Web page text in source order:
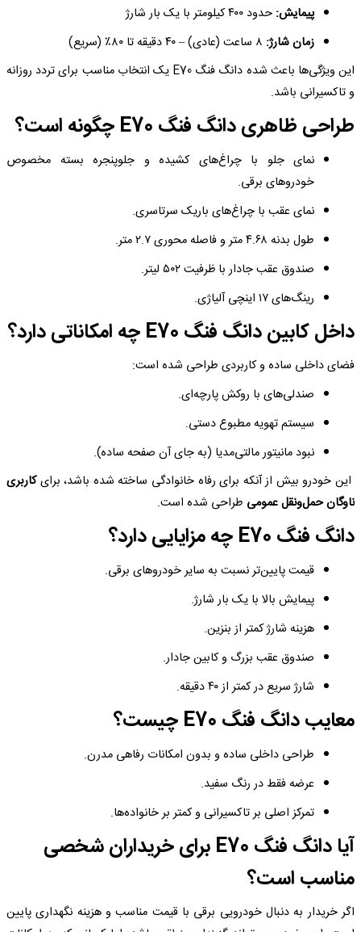
پیمایش: حدود ۴۰۰ کیلومتر با یک بار شارژ
زمان شارژ:
این ویژگی‌ها باعث شده دانگ فنگ E70 یک انتخاب مناسب برای تردد روزانه
و تاکسیرانی باشد.
طراحی ظاهری دانگ فنگ E70 چگونه است؟
نمای جلو با چراغ‌های کشیده و جلوپنجره بسته مخصوص
خودروهای برقی.
نمای عقب با چراغ‌های باریک سرتاسری.
طول بدنه ۴.۶۸ متر و فاصله محوری ۲.۷ متر.
صندوق عقب جادار با ظرفیت ۵۰۲ لیتر.
رینگ‌های ۱۷ اینچی آلیاژی.
داخل کابین دانگ فنگ E70 چه امکاناتی دارد؟
فضای داخلی ساده و کاربردی طراحی شده است:
صندلی‌های با روکش پارچه‌ای.
سیستم تهویه مطبوع دستی.
نبود مانیتور مالتی‌مدیا (به جای آن صفحه ساده).
این خودرو بیش از آنکه برای رفاه خانوادگی ساخته شده باشد، برایکاربری
ناوگان حمل‌ونقل عمومی طراحی شده است.
دانگ فنگ E70 چه مزایایی دارد؟
قیمت پایین‌تر نسبت به سایر خودروهای برقی.
پیمایش بالا با یک بار شارژ.
هزینه شارژ کمتر از بنزین.
صندوق عقب بزرگ و کابین جادار.
شارژ سریع در کمتر از ۴۰ دقیقه.
معایب دانگ فنگ E70 چیست؟
طراحی داخلی ساده و بدون امکانات رفاهی مدرن.
عرضه فقط در رنگ سفید.
تمرکز اصلی بر تاکسیرانی و کمتر بر خانواده‌ها.
آیا دانگ فنگ E70 برای خریداران شخصی
مناسب است؟
اگر خریدار به دنبال خودرویی برقی با قیمت مناسب و هزینه نگهداری پایین